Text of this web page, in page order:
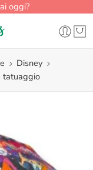
oggi?
Disney
tatuaggio